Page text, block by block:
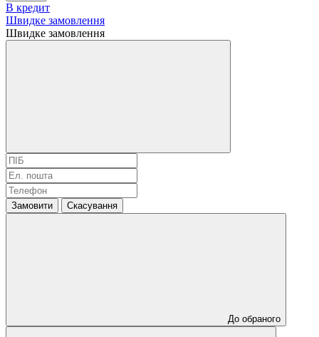
В кредит
Швидке замовлення
Швидке замовлення
Замовити Скасування
До обраного